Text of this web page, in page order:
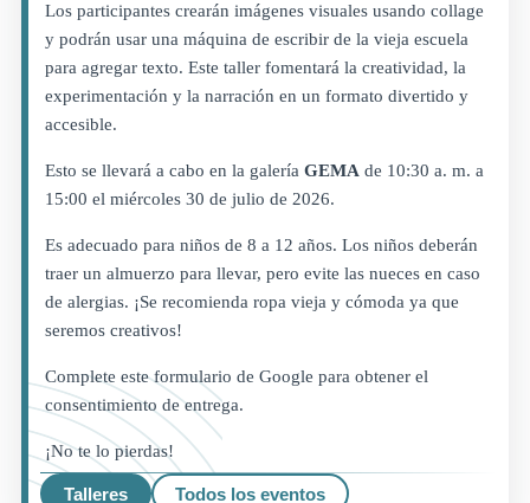
Los participantes crearán imágenes visuales usando collage
y podrán usar una máquina de escribir de la vieja escuela
para agregar texto. Este taller fomentará la creatividad, la
experimentación y la narración en un formato divertido y
accesible.
Esto se llevará a cabo en la galería GEMA de 10:30 a. m. a
15:00 el miércoles 30 de julio de 2026.
Es adecuado para niños de 8 a 12 años. Los niños deberán
traer un almuerzo para llevar, pero evite las nueces en caso
de alergias. ¡Se recomienda ropa vieja y cómoda ya que
seremos creativos!
Complete este formulario de Google para obtener el
consentimiento de entrega.
¡No te lo pierdas!
Talleres Todos los eventos